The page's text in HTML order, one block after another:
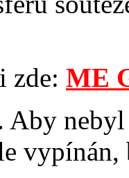
zde: ME
Aby